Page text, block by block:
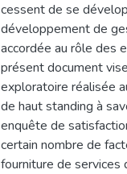
cessent de se
développement de
accordée au rôle des
présent document
exploratoire réalisée
de haut standing à
enquête de
certain nombre de
fourniture de services